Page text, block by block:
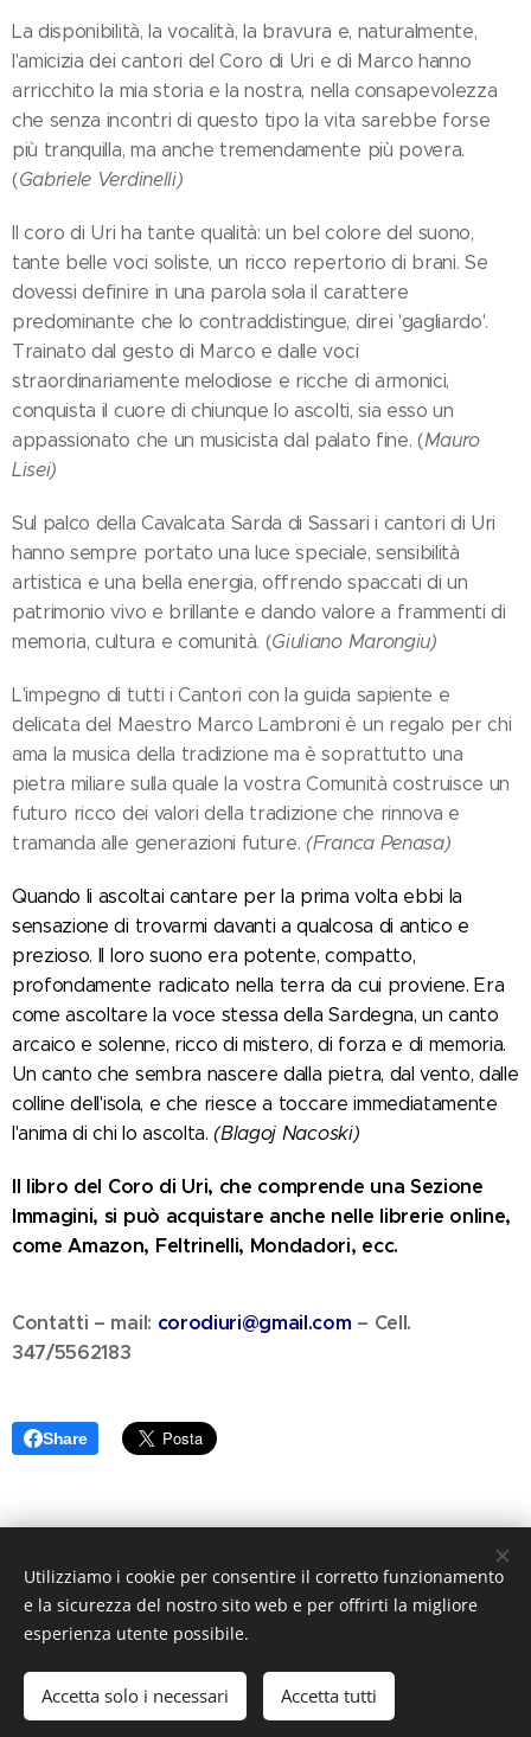
La disponibilità, la vocalità, la bravura e, naturalmente,
l'amicizia dei cantori del Coro di Uri e di Marco hanno
arricchito la mia storia e la nostra, nella consapevolezza
che senza incontri di questo tipo la vita sarebbe forse
più tranquilla, ma anche tremendamente più povera.
(Gabriele Verdinelli)
Il coro di Uri ha tante qualità: un bel colore del suono,
tante belle voci soliste, un ricco repertorio di brani. Se
dovessi definire in una parola sola il carattere
predominante che lo contraddistingue, direi 'gagliardo'.
Trainato dal gesto di Marco e dalle voci
straordinariamente melodiose e ricche di armonici,
conquista il cuore di chiunque lo ascolti, sia esso un
appassionato che un musicista dal palato fine. (Mauro
Lisei)
Sul palco della Cavalcata Sarda di Sassari i cantori di Uri
hanno sempre portato una luce speciale, sensibilità
artistica e una bella energia, offrendo spaccati di un
patrimonio vivo e brillante e dando valore a frammenti di
memoria, cultura e comunità. (Giuliano Marongiu)
L'impegno di tutti i Cantori con la guida sapiente e
delicata del Maestro Marco Lambroni è un regalo per chi
ama la musica della tradizione ma è soprattutto una
pietra miliare sulla quale la vostra Comunità costruisce un
futuro ricco dei valori della tradizione che rinnova e
tramanda alle generazioni future. (Franca Penasa)
Quando li ascoltai cantare per la prima volta ebbi la
sensazione di trovarmi davanti a qualcosa di antico e
prezioso. Il loro suono era potente, compatto,
profondamente radicato nella terra da cui proviene. Era
come ascoltare la voce stessa della Sardegna, un canto
arcaico e solenne, ricco di mistero, di forza e di memoria.
Un canto che sembra nascere dalla pietra, dal vento, dalle
colline dell'isola, e che riesce a toccare immediatamente
l'anima di chi lo ascolta.(Blagoj Nacoski)
Il libro del Coro di Uri, che comprende una Sezione
Immagini, si può acquistare anche nelle librerie online,
come Amazon, Feltrinelli, Mondadori, ecc.
Contatti – mail: corodiuri@gmail.com – Cell.
347/5562183
Share
Cookies
Lingue
Italiano
English
Utilizziamo i cookie per consentire il corretto funzionamento
e la sicurezza del nostro sito web e per offrirti la migliore
esperienza utente possibile.
Accetta solo i necessari Accetta tutti